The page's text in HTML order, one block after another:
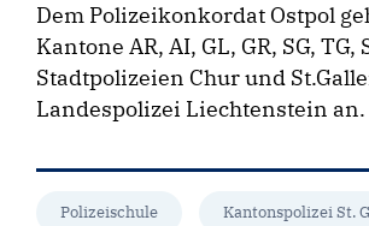
Dem Polizeikonkordat Ostpol
Kantone AR, AI, GL, GR, SG, TG,
Stadtpolizeien Chur und
Landespolizei Liechtenstein an.
Polizeischule Kantonspolizei St.